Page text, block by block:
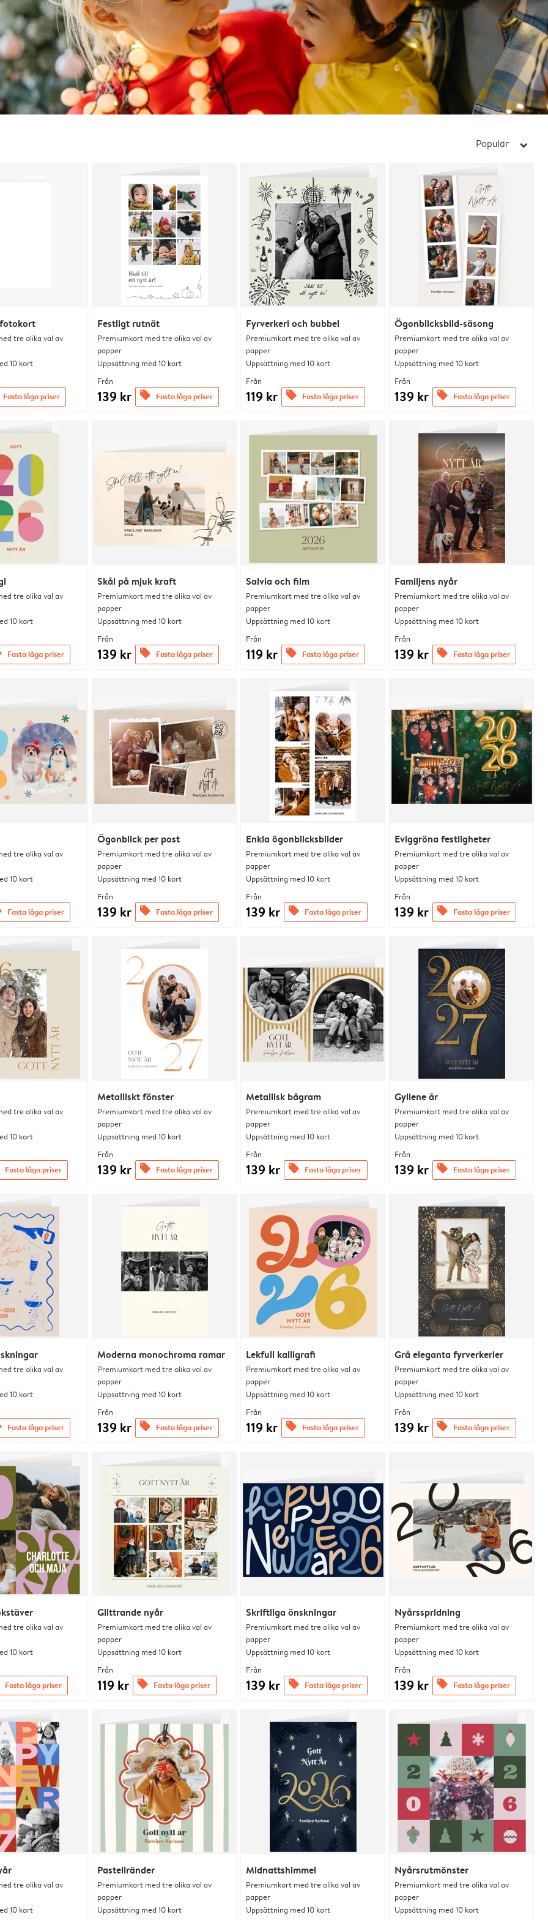
Populär arrow_right
tre olika val av
10 kort
Fasta låga priser
Festligt rutnät
Premiumkort med tre olika val av
papper
Uppsättning med 10 kort
Från
139 kr offers Fasta låga priser
Fyrverkeri och bubbel
Premiumkort med tre olika val av
papper
Uppsättning med 10 kort
Från
119 kr offers Fasta låga priser
Ögonblicksbild-säsong
Premiumkort med tre olika val av
papper
Uppsättning med 10 kort
Från
139 kr offers Fasta låga priser
tre olika val av
10 kort
Fasta låga priser
Skål på mjuk kraft
Premiumkort med tre olika val av
papper
Uppsättning med 10 kort
Från
139 kr offers Fasta låga priser
Salvia och film
Premiumkort med tre olika val av
papper
Uppsättning med 10 kort
Från
119 kr offers Fasta låga priser
Familjens nyår
Premiumkort med tre olika val av
papper
Uppsättning med 10 kort
Från
139 kr offers Fasta låga priser
tre olika val av
10 kort
Fasta låga priser
Ögonblick per post
Premiumkort med tre olika val av
papper
Uppsättning med 10 kort
Från
139 kr offers Fasta låga priser
Enkla ögonblicksbilder
Premiumkort med tre olika val av
papper
Uppsättning med 10 kort
Från
139 kr offers Fasta låga priser
Eviggröna festligheter
Premiumkort med tre olika val av
papper
Uppsättning med 10 kort
Från
139 kr offers Fasta låga priser
tre olika val av
10 kort
Fasta låga priser
Metalliskt fönster
Premiumkort med tre olika val av
papper
Uppsättning med 10 kort
Från
139 kr offers Fasta låga priser
Metallisk bågram
Premiumkort med tre olika val av
papper
Uppsättning med 10 kort
Från
139 kr offers Fasta låga priser
Gyllene år
Premiumkort med tre olika val av
papper
Uppsättning med 10 kort
Från
139 kr offers Fasta låga priser
tre olika val av
10 kort
Fasta låga priser
Moderna monochroma ramar
Premiumkort med tre olika val av
papper
Uppsättning med 10 kort
Från
139 kr offers Fasta låga priser
Lekfull kalligrafi
Premiumkort med tre olika val av
papper
Uppsättning med 10 kort
Från
119 kr offers Fasta låga priser
Grå eleganta fyrverkerier
Premiumkort med tre olika val av
papper
Uppsättning med 10 kort
Från
139 kr offers Fasta låga priser
tre olika val av
10 kort
Fasta låga priser
Glittrande nyår
Premiumkort med tre olika val av
papper
Uppsättning med 10 kort
Från
119 kr offers Fasta låga priser
Skriftliga önskningar
Premiumkort med tre olika val av
papper
Uppsättning med 10 kort
Från
139 kr offers Fasta låga priser
Nyårsspridning
Premiumkort med tre olika val av
papper
Uppsättning med 10 kort
Från
139 kr offers Fasta låga priser
tre olika val av
10 kort
Pastellränder
Premiumkort med tre olika val av
papper
Uppsättning med 10 kort
Midnattshimmel
Premiumkort med tre olika val av
papper
Uppsättning med 10 kort
Nyårsrutmönster
Premiumkort med tre olika val av
papper
Uppsättning med 10 kort